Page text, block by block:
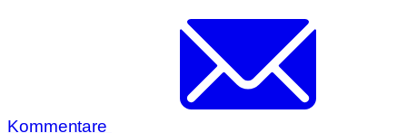
Kommentare